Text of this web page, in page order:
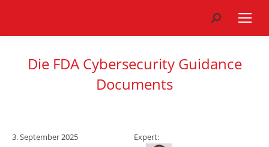
Search:
Die FDA Cybersecurity Guidance
Documents
3. September 2025
Expert: